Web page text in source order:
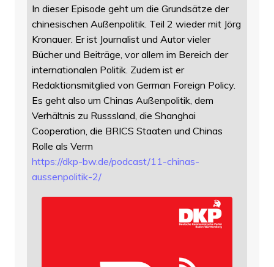
In dieser Episode geht um die Grundsätze der
chinesischen Außenpolitik. Teil 2 wieder mit Jörg
Kronauer. Er ist Journalist und Autor vieler
Bücher und Beiträge, vor allem im Bereich der
internationalen Politik. Zudem ist er
Redaktionsmitglied von German Foreign Policy.
Es geht also um Chinas Außenpolitik, dem
Verhältnis zu Russsland, die Shanghai
Cooperation, die BRICS Staaten und Chinas
Rolle als Verm
https://dkp-bw.de/podcast/11-chinas-
aussenpolitik-2/